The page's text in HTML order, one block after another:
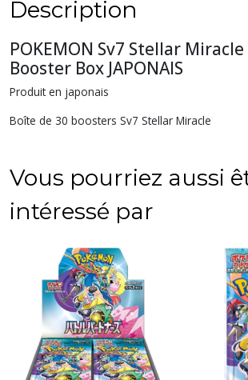
Description
POKEMON Sv7 Stellar
Booster Box JAPONAIS
Produit en japonais
Boîte de 30 boosters Sv7 Stellar Miracle
Vous pourriez aussi
intéressé par